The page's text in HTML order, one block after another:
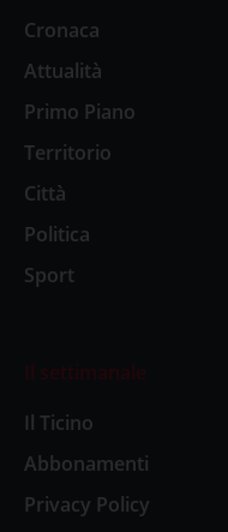
Cronaca
Attualità
Primo Piano
Territorio
Città
Politica
Sport
Il settimanale
Il Ticino
Abbonamenti
Privacy Policy